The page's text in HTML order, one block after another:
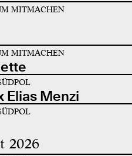
MITMACHEN
MITMACHEN
Elias Menzi
2026